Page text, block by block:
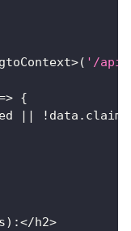
>( '/api/
{
|| ! data . claims
) :</h2>